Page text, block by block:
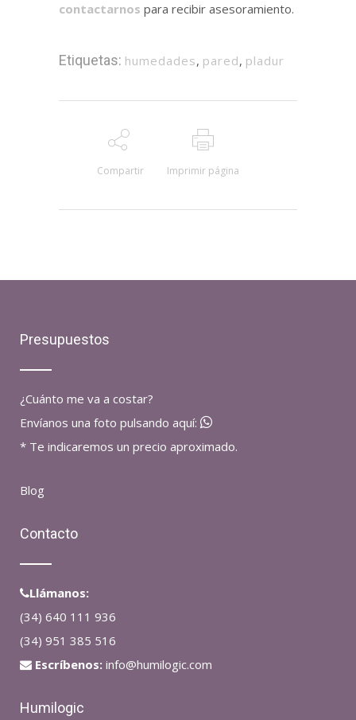
contactarnos para recibir asesoramiento.
Etiquetas: humedades, pared, pladur
Compartir Imprimir página
Presupuestos
¿Cuánto me va a costar?
Envíanos una foto pulsando aquí:
* Te indicaremos un precio aproximado.
Blog
Contacto
Llámanos:
(34) 640 111 936
(34) 951 385 516
Escríbenos: info@humilogic.com
Humilogic